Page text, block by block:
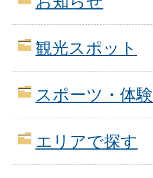
観光スポット
スポーツ・体験
エリアで探す